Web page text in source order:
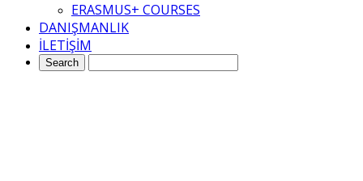
ERASMUS+ COURSES
DANIŞMANLIK
İLETİŞİM